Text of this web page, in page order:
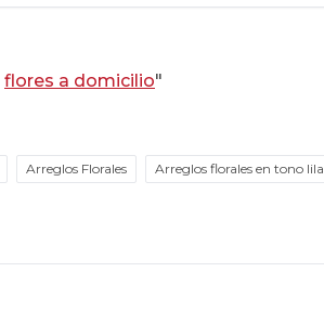
flores a domicilio"
Arreglos Florales Arreglos florales en tono lila